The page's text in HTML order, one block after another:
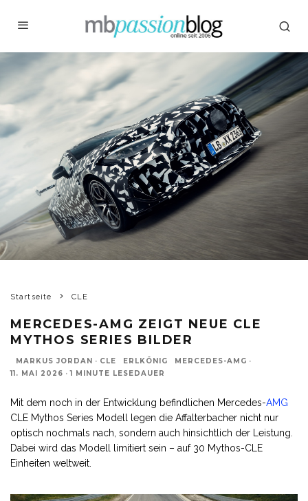
Startseite CLE
MERCEDES-AMG ZEIGT NEUE CLE
MYTHOS SERIES BILDER
MARKUS JORDAN · CLE ERLKÖNIG MERCEDES-AMG ·
11. MAI 2026 · 1 MINUTE LESEDAUER
Mit dem noch in der Entwicklung befindlichen Mercedes-AMG
CLE Mythos Series Modell legen die Affalterbacher nicht nur
optisch nochmals nach, sondern auch hinsichtlich der Leistung.
Dabei wird das Modell limitiert sein – auf 30 Mythos-CLE
Einheiten weltweit.